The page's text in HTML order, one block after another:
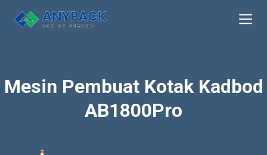
content
Mesin Pembuat Kotak Kadbod
AB1800Pro